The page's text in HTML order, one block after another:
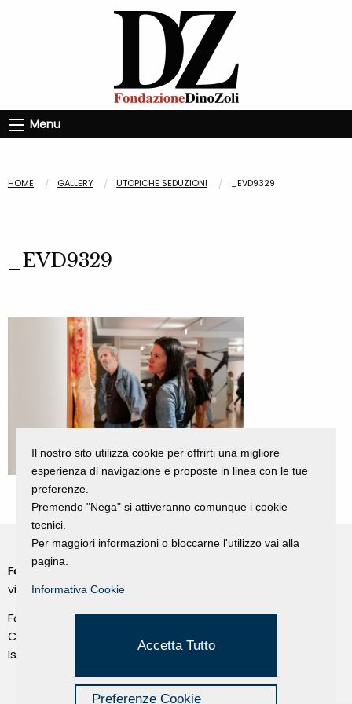
Menu
HOME GALLERY UTOPICHE SEDUZIONI _EVD9329
_EVD9329
Fondazione Dino Zoli
viale Bologna 288, Forlì
Fondo dot. euro 285.000 i.v.
CF e P.IVA 03692820404
Isc.Reg Per.Giu. n. 10404
Il nostro sito utilizza cookie per offrirti una migliore
esperienza di navigazione e proposte in linea con le tue
preferenze.
Premendo "Nega" si attiveranno comunque i cookie
tecnici.
Per maggiori informazioni o bloccarne l'utilizzo vai alla
pagina.
Informativa Cookie
Accetta Tutto
Preferenze Cookie